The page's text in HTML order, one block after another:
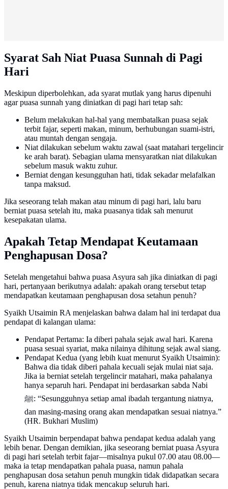
Syarat Sah Niat Puasa Sunnah di Pagi
Hari
Meskipun diperbolehkan, ada syarat mutlak yang harus dipenuhi
agar puasa sunnah yang diniatkan di pagi hari tetap sah:
Belum melakukan hal-hal yang membatalkan puasa sejak
terbit fajar, seperti makan, minum, berhubungan suami-istri,
atau muntah dengan sengaja.
Niat dilakukan sebelum waktu zawal (saat matahari tergelincir
ke arah barat). Sebagian ulama mensyaratkan niat dilakukan
sebelum masuk waktu zuhur.
Berniat dengan kesungguhan hati, tidak sekadar melafalkan
tanpa maksud.
Jika seseorang telah makan atau minum di pagi hari, lalu baru
berniat puasa setelah itu, maka puasanya tidak sah menurut
kesepakatan ulama.
Apakah Tetap Mendapat Keutamaan
Penghapusan Dosa?
Setelah mengetahui bahwa puasa Asyura sah jika diniatkan di pagi
hari, pertanyaan berikutnya adalah: apakah orang tersebut tetap
mendapatkan keutamaan penghapusan dosa setahun penuh?
Syaikh Utsaimin RA menjelaskan bahwa dalam hal ini terdapat dua
pendapat di kalangan ulama:
Pendapat Pertama: Ia diberi pahala sejak awal hari. Karena
puasa sesuai syariat, maka nilainya dihitung sejak awal siang.
Pendapat Kedua (yang lebih kuat menurut Syaikh Utsaimin):
Bahwa dia tidak diberi pahala kecuali sejak mulai niat saja.
Jika ia berniat setelah tergelincir matahari, maka pahalanya
hanya separuh hari. Pendapat ini berdasarkan sabda Nabi
ﷺ: “Sesungguhnya setiap amal ibadah tergantung niatnya,
dan masing-masing orang akan mendapatkan sesuai niatnya.”
(HR. Bukhari Muslim)
Syaikh Utsaimin berpendapat bahwa pendapat kedua adalah yang
lebih benar. Dengan demikian, jika seseorang berniat puasa Asyura
di pagi hari setelah terbit fajar—misalnya pukul 07.00 atau 08.00—
maka ia tetap mendapatkan pahala puasa, namun pahala
penghapusan dosa setahun penuh mungkin tidak didapatkan secara
penuh, karena niatnya tidak mencakup seluruh hari.